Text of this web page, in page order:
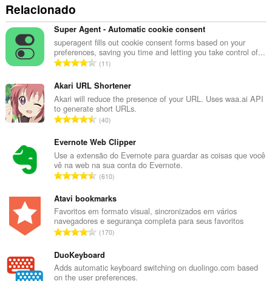
Relacionado
Super Agent - Automatic cookie consent
superagent fills out cookie consent forms based on your
preferences, saving you time and letting you take control of...
N
m
e
r
o
o
t
a
d
e
a
v
l
i
11
Akari URL Shortener
Akari will reduce the presence of your URL. Uses waa.ai API
to generate short URLs.
N
m
e
r
o
o
t
a
d
e
a
40
Evernote Web Clipper
Use a extensão do Evernote para guardar as coisas que você
vê na web na sua conta do Evernote.
N
m
e
r
o
o
t
610
Atavi bookmarks
Favoritos em formato visual, sincronizados em vários
navegadores e segurança completa para seus favoritos
N
m
e
170
DuoKeyboard
Adds automatic keyboard switching on duolingo.com based
on the user preferences.